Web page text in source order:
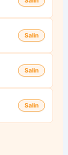
Salin
Salin
Salin